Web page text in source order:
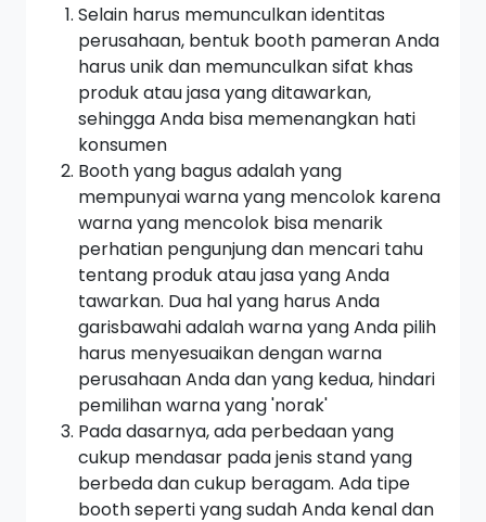
Selain harus memunculkan identitas
perusahaan, bentuk booth pameran Anda
harus unik dan memunculkan sifat khas
produk atau jasa yang ditawarkan,
sehingga Anda bisa memenangkan hati
konsumen
Boothyang bagus adalah yang
mempunyai warna yang mencolok karena
warna yang mencolok bisa menarik
perhatian pengunjung dan mencari tahu
tentang produk atau jasa yang Anda
tawarkan. Dua hal yang harus Anda
garisbawahi adalah warna yang Anda pilih
harus menyesuaikan dengan warna
perusahaan Anda dan yang kedua, hindari
pemilihan warna yang 'norak'
Pada dasarnya, ada perbedaan yang
cukup mendasar pada jenis standyang
berbeda dan cukup beragam. Ada tipe
boothseperti yang sudah Anda kenal dan